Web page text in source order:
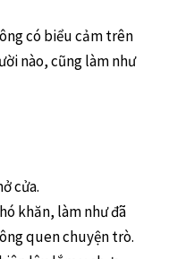
có biểu cảm trên
nào, cũng làm như
cửa.
khăn, làm như đã
quen chuyện trò.